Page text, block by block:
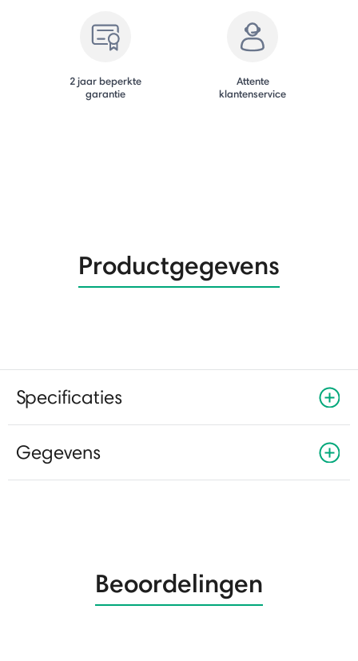
2 jaar beperkte
garantie
Attente
klantenservice
Productgegevens
Specificaties
Gegevens
Beoordelingen